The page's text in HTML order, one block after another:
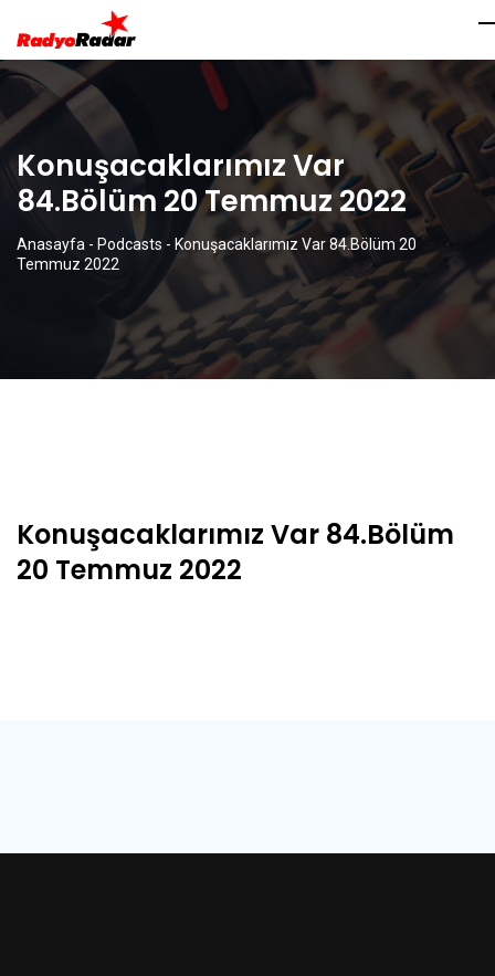
Konuşacaklarımız Var
84.Bölüm 20 Temmuz 2022
Anasayfa - Podcasts - Konuşacaklarımız Var 84.Bölüm 20
Temmuz 2022
Konuşacaklarımız Var 84.Bölüm
20 Temmuz 2022